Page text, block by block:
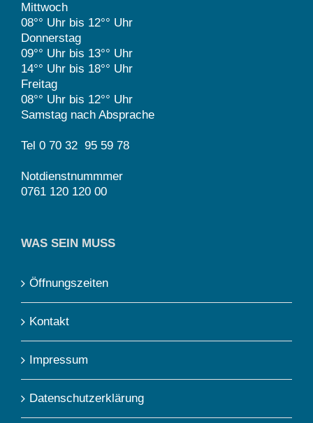
Mittwoch
08°° Uhr bis 12°° Uhr
Donnerstag
09°° Uhr bis 13°° Uhr
14°° Uhr bis 18°° Uhr
Freitag
08°° Uhr bis 12°° Uhr
Samstag nach Absprache
Tel 0 70 32 95 59 78
Notdienstnummmer
0761 120 120 00
WAS SEIN MUSS
Öffnungszeiten
Kontakt
Impressum
Datenschutzerklärung